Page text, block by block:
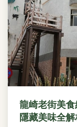
龍崎老街美
隱藏美味全